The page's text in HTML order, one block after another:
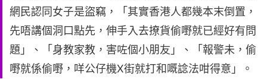
網民認同女子是盜竊，「其實香港人都幾本末倒置，
先唔講個洞口點先，伸手入去撩貨偷嘢就已經好有問
題」、「身教家教，害咗個小朋友」、「報警未，偷
嘢就係偷嘢，咩公仔機X街就打和嘅諗法咁得意」。